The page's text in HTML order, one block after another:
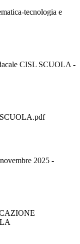
tecnologia e
CISL SCUOLA -
2025 -